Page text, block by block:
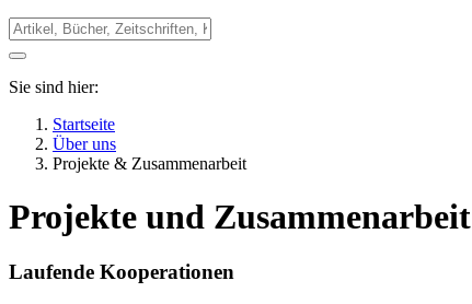
Sie sind hier:
Startseite
Über uns
Projekte & Zusammenarbeit
Projekte und Zusammenarbeit
Laufende Kooperationen